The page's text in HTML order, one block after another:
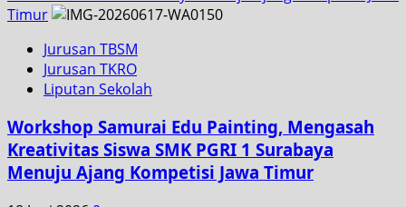
Timur
Jurusan TBSM
Jurusan TKRO
Liputan Sekolah
Workshop Samurai Edu Painting, Mengasah
Kreativitas Siswa SMK PGRI 1 Surabaya
Menuju Ajang Kompetisi Jawa Timur